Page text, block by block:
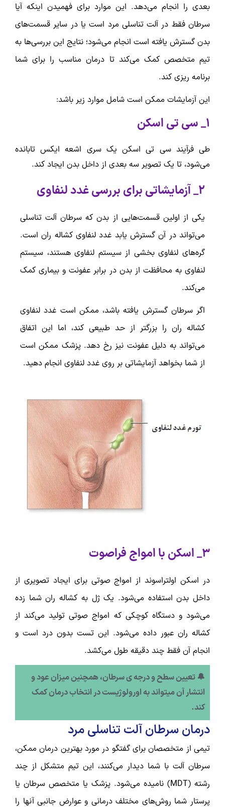
بعدی را انجام می‌دهد. این موارد برای فهمیدن اینکه آیا
سرطان فقط در آلت تناسلی مرد است یا در سایر قسمت‌های
بدن گسترش یافته است انجام می‌شود؛ نتایج این بررسی‌ها به
تیم متخصص کمک می‌کند تا درمان مناسب را برای شما
برنامه ریزی کند.
این آزمایشات ممکن است شامل موارد زیر باشد:
1_ سی تی اسکن
طی فرآیند سی تی اسکن یک سری اشعه ایکس تابانده
می‌شود، تا یک تصویر سه بعدی از داخل بدن ایجاد کند.
2_ آزمایشاتی برای بررسی غدد لنفاوی
یکی از اولین قسمت‌هایی از بدن که سرطان آلت تناسلی
می‌تواند در آن گسترش یابد غدد لنفاوی کشاله ران است.
گره‌های لنفاوی بخشی از سیستم لنفاوی هستند، سیستم
لنفاوی به محافظت از بدن در برابر عفونت و بیماری کمک
می‌کند.
اگر سرطان گسترش یافته باشد، ممکن است غدد لنفاوی
کشاله ران را بزرگتر از حد طبیعی کند، اما این اتفاق
می‌تواند به دلیل عفونت نیز رخ دهد. پزشک ممکن است
از شما بخواهد آزمایشاتی بر روی غدد لنفاوی انجام دهید.
3_ اسکن با امواج فراصوت
در اسکن اولتراسوند از امواج صوتی برای ایجاد تصویری از
داخل بدن استفاده می‌شود. یک ژل به کشاله ران شما زده
می‌شود و دستگاه کوچکی که امواج صوتی تولید می‌کند از
کشاله ران عبور داده می‌شود. این تست بدون درد است و
انجام آن فقط چند دقیقه طول می‌کشد.
🔔 تعیین سطح و درجه ی سرطان، همچنین میزان عود و
انتشار آن میتواند به اورولوژیست در انتخاب درمان کمک
کند.
درمان سرطان آلت تناسلی مرد
تیمی از متخصصان برای گفتگو در مورد بهترین درمان ممکن،
سرطان آلت با شما دیدار می‌کنند، این تیم متشکل از چند
رشته (MDT) نامیده می‌شود. پزشک یا متخصص سرطان یا
پرستار شما روش‌های مختلف درمانی و عوارض جانبی آنها را